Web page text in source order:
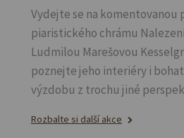
Vydejte se na komentovanou
piaristického chrámu
Ludmilou Marešovou
poznejte jeho interiéry i
výzdobu z trochu jiné
Rozbalte si další akce